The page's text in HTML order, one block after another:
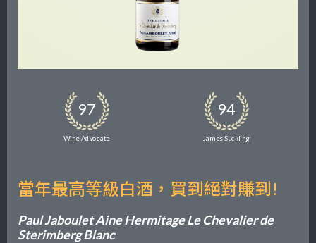
97
Wine Advocate
94
James Suckling
當年最高等級白酒，買到絕對賺到!
Paul Jaboulet Aine Hermitage Le Chevalier de
Sterimberg Blanc